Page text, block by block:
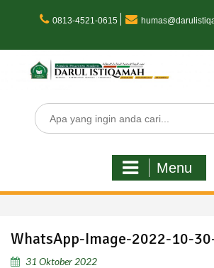
0813-4521-0615
Search
for:
Menu
WhatsApp-Image-2022-10-
31 Oktober 2022